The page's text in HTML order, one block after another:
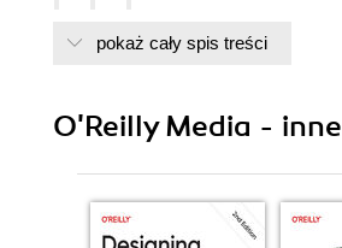
Safari Books Online
Installing Software
Selection
pokaż cały spis treści
O'Reilly Media -